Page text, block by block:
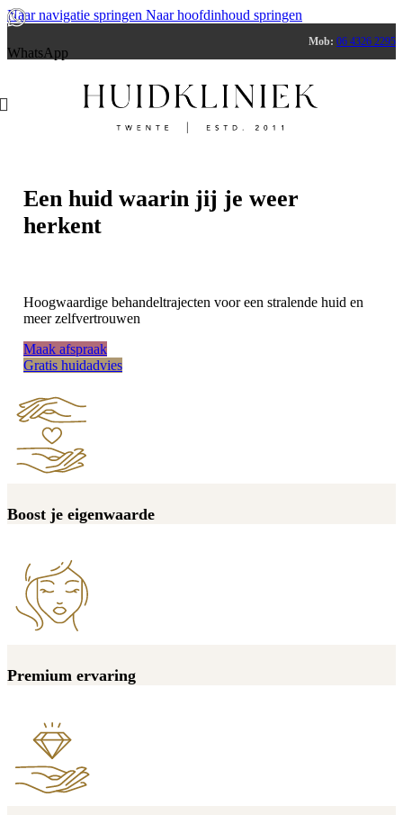
Naar navigatie springen Naar hoofdinhoud springen
WhatsApp
Mob: 06 4326 2295
Een huid waarin jij je weer
herkent
Hoogwaardige behandeltrajecten voor een stralende huid en
meer zelfvertrouwen
Maak afspraak
Gratis huidadvies
Boost je eigenwaarde
Premium ervaring